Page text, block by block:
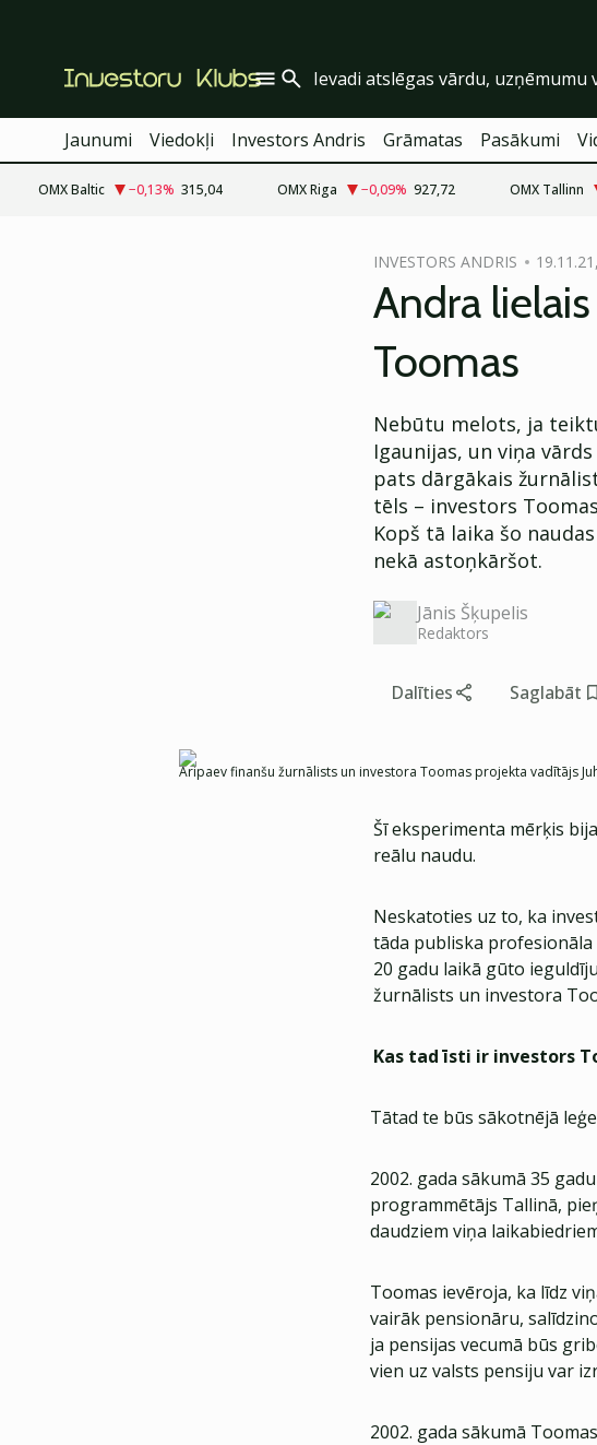
Jaunumi Viedokļi Investors Andris Grāmatas Pasākumi
OMX Baltic −0,13% 315,04 OMX Riga −0,09% 927,72 OMX Tallinn
INVESTORS ANDRIS
Andra
Toomas
Nebūtu melots, ja
Igaunijas, un viņa
pats dārgākais
tēls – investors
Kopš tā laika šo
nekā astoņkāršot.
Jānis Šķupelis
Redaktors
Dalīties Saglabāt
Aripaev finanšu žurnālists un investora Toomas projekta vadītājs
Šī eksperimenta mērķis
reālu naudu.
Neskatoties uz to, ka
tāda publiska
20 gadu laikā gūto
žurnālists un investora
Kas tad īsti ir investors
Tātad te būs sākotnējā
2002. gada sākumā 35
programmētājs Tallinā,
daudziem viņa
Toomas ievēroja, ka līdz
vairāk pensionāru,
ja pensijas vecumā būs
vien uz valsts pensiju var
2002. gada sākumā